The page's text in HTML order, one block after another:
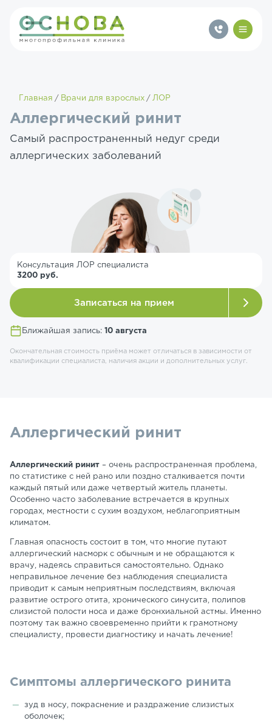
Главная Врачи для взрослых ЛОР
Аллергический ринит
Самый распространенный недуг среди
аллергических заболеваний
Ближайшая запись: 10 августа
Консультация ЛОР специалиста
3200 руб.
Записаться на прием
Окончательная стоимость приёма может отличаться в зависимости от
квалификации специалиста, наличия акции и дополнительных услуг.
Аллергический ринит
Аллергический ринит – очень распространенная проблема,
по статистике с ней рано или поздно сталкивается почти
каждый пятый или даже четвертый житель планеты.
Особенно часто заболевание встречается в крупных
городах, местности с сухим воздухом, неблагоприятным
климатом.
Главная опасность состоит в том, что многие путают
аллергический насморк с обычным и не обращаются к
врачу, надеясь справиться самостоятельно. Однако
неправильное лечение без наблюдения специалиста
приводит к самым неприятным последствиям, включая
развитие острого отита, хронического синусита, полипов
слизистой полости носа и даже бронхиальной астмы. Именно
поэтому так важно своевременно прийти к грамотному
специалисту, провести диагностику и начать лечение!
Симптомы аллергического ринита
зуд в носу, покраснение и раздражение слизистых
оболочек;